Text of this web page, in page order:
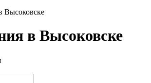
Высоковске
в Высоковске